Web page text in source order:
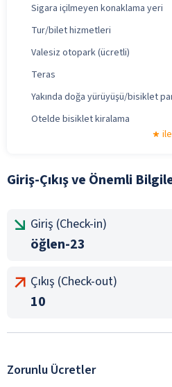
Sigara içilmeyen konaklama yeri
Tur/bilet hizmetleri
Valesiz otopark (ücretli)
Teras
Yakında doğa yürüyüşü/bisiklet
Otelde bisiklet kiralama
Giriş-Çıkış ve Önemli
Giriş (Check-in)
öğlen-23
Çıkış (Check-out)
10
Zorunlu Ücretler